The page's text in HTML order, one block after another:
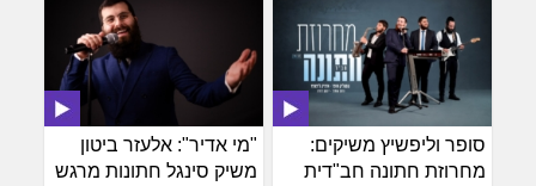
"מי אדיר": אלעזר ביטון
משיק סינגל חתונות מרגש
סופר וליפשיץ משיקים:
מחרוזת חתונה חב"דית